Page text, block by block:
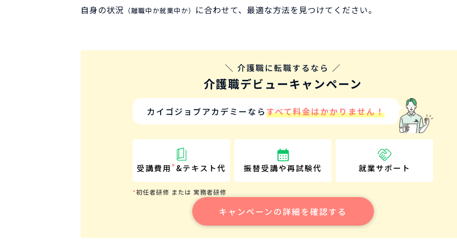
自身の状況 （離職中か就業中か） に合わせて、最適な方法を見つけてください。
＼ 介護職に転職するなら ／
介護職デビューキャンペーン
カイゴジョブアカデミーならすべて料金はかかりません！
受講費用*&テキスト代 振替受講や再試験代 就業サポート
*初任者研修 または 実務者研修
キャンペーンの詳細を確認する